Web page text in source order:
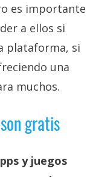
es importante
a ellos si
plataforma, si
una
muchos.
gratis
y juegos